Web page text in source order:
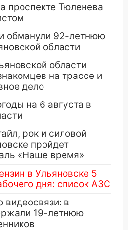
проспекте Тюленева
обманули 92-летнюю
области
области
на трассе и
дело
на 6 августа в
рок и силовой
пройдет
«Наше время»
в Ульяновске 5
дня: список АЗС
видеосвязи: в
19-летнюю